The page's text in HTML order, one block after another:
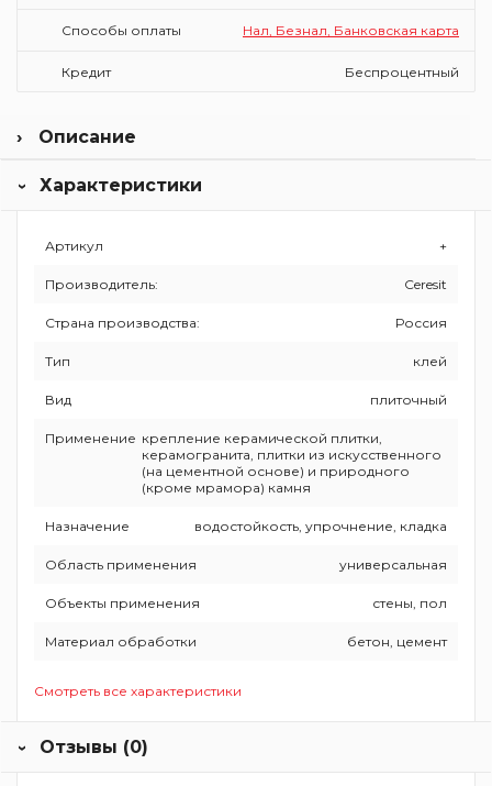
Способы оплаты Нал, Безнал, Банковская карта
Кредит Беспроцентный
Описание
плиток, керамогранита, плиток из искусственного (на
(включая влажные помещения и стяжки с подогревом) и
бетонных и цементных основаниях. Класс C1Т. Содержит
Характеристики
Артикул +
Производитель: Ceresit
Страна производства: Россия
Тип клей
Вид плиточный
Применение крепление керамической плитки,
керамогранита, плитки из искусственного
(на цементной основе) и природного
(кроме мрамора) камня
Назначение водостойкость, упрочнение, кладка
Область применения универсальная
Объекты применения стены, пол
Материал обработки бетон, цемент
Смотреть все характеристики
Отзывы (0)